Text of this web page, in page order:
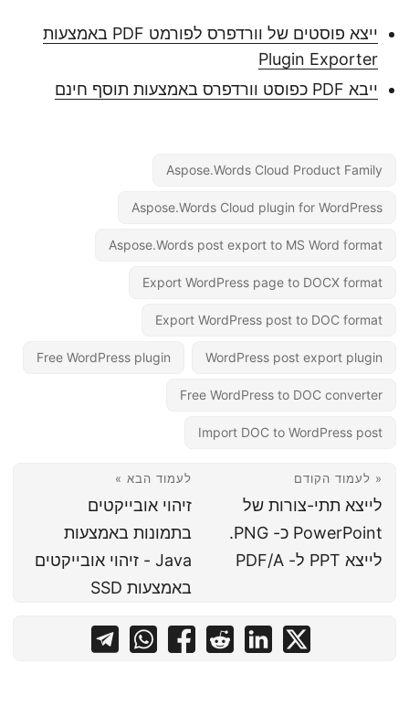
ייצא פוסטים של וורדפרס לפורמט PDF באמצעות
Plugin Exporter
ייבא PDF כפוסט וורדפרס באמצעות תוסף חינם
Aspose.Words Cloud Product Family
Aspose.Words Cloud plugin for WordPress
Aspose.Words post export to MS Word format
Export WordPress page to DOCX format
Export WordPress post to DOC format
WordPress post export plugin
Free WordPress plugin
Free WordPress to DOC converter
Import DOC to WordPress post
« לעמוד הקודם
לייצא תתי-צורות של
PowerPoint כ- PNG.
לייצא PPT ל- PDF/A
לעמוד הבא »
זיהוי אובייקטים
בתמונות באמצעות
Java - זיהוי אובייקטים
באמצעות SSD